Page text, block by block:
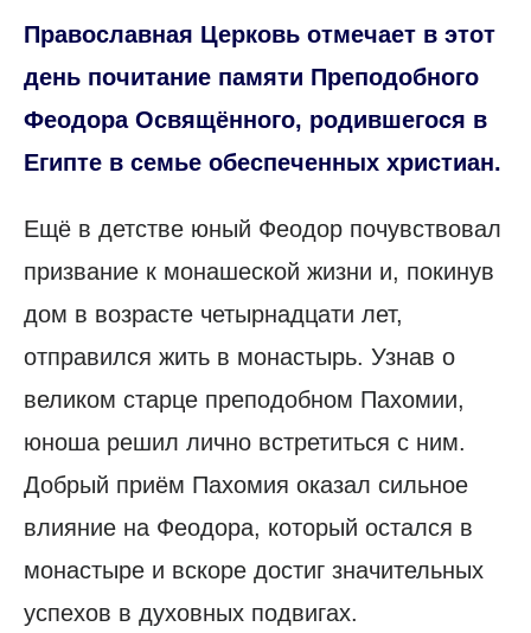
Православная Церковь отмечает в этот
день почитание памяти Преподобного
Феодора Освящённого, родившегося в
Египте в семье обеспеченных христиан.
Ещё в детстве юный Феодор почувствовал
призвание к монашеской жизни и, покинув
дом в возрасте четырнадцати лет,
отправился жить в монастырь. Узнав о
великом старце преподобном Пахомии,
юноша решил лично встретиться с ним.
Добрый приём Пахомия оказал сильное
влияние на Феодора, который остался в
монастыре и вскоре достиг значительных
успехов в духовных подвигах.